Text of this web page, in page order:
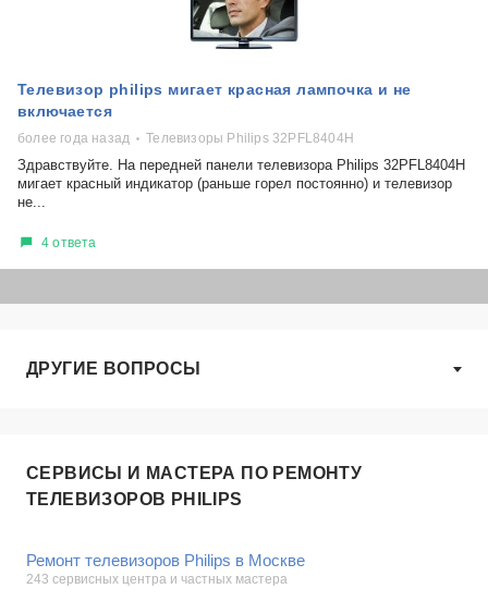
Телевизор philips мигает красная лампочка и не
включается
более года назад Телевизоры Philips 32PFL8404H
Здравствуйте. На передней панели телевизора Philips 32PFL8404H
мигает красный индикатор (раньше горел постоянно) и телевизор
не...
4 ответа
ДРУГИЕ ВОПРОСЫ
СЕРВИСЫ И МАСТЕРА ПО РЕМОНТУ
ТЕЛЕВИЗОРОВ PHILIPS
Ремонт телевизоров Philips в Москве
243 сервисных центра и частных мастера